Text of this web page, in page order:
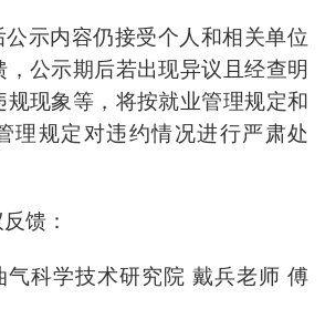
公示内容仍接受个人和相关单位
，公示期后若出现异议且经查明
规现象等，将按就业管理规定和
理规定对违约情况进行严肃处
馈：
气科学技术研究院 戴兵老师 傅